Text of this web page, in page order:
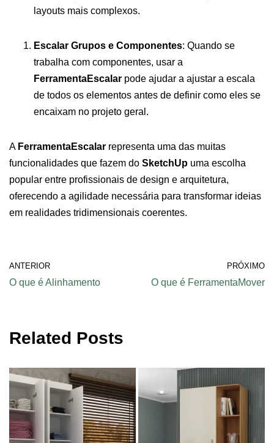
layouts mais complexos.
Escalar Grupos e Componentes: Quando se
trabalha com componentes, usar a
FerramentaEscalar pode ajudar a ajustar a escala
de todos os elementos antes de definir como eles se
encaixam no projeto geral.
A FerramentaEscalar representa uma das muitas
funcionalidades que fazem do SketchUp uma escolha
popular entre profissionais de design e arquitetura,
oferecendo a agilidade necessária para transformar ideias
em realidades tridimensionais coerentes.
ANTERIOR
O que é Alinhamento
PRÓXIMO
O que é FerramentaMover
Related Posts